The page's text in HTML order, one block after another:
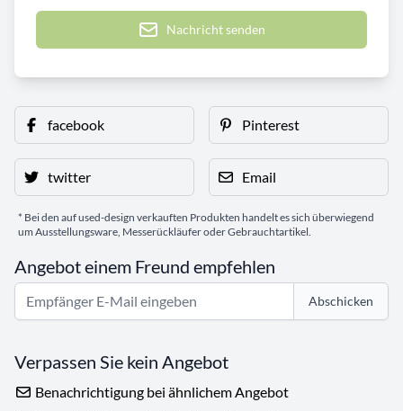
Nachricht senden
facebook Pinterest
twitter Email
* Bei den auf used-design verkauften Produkten handelt es sich überwiegend
um Ausstellungsware, Messerückläufer oder Gebrauchtartikel.
Angebot einem Freund empfehlen
Abschicken
Verpassen Sie kein Angebot
Benachrichtigung bei ähnlichem Angebot